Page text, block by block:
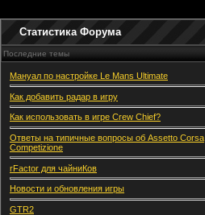
Статистика Форума
Последние темы
Мануал по настройке Le Mans Ultimate
Как добавить радар в игру
Как использовать в игре Crew Chief?
Ответы на типичные вопросы об Assetto Corsa
Competizione
rFactor для чайниКов
Новости и обновления игры
GTR2